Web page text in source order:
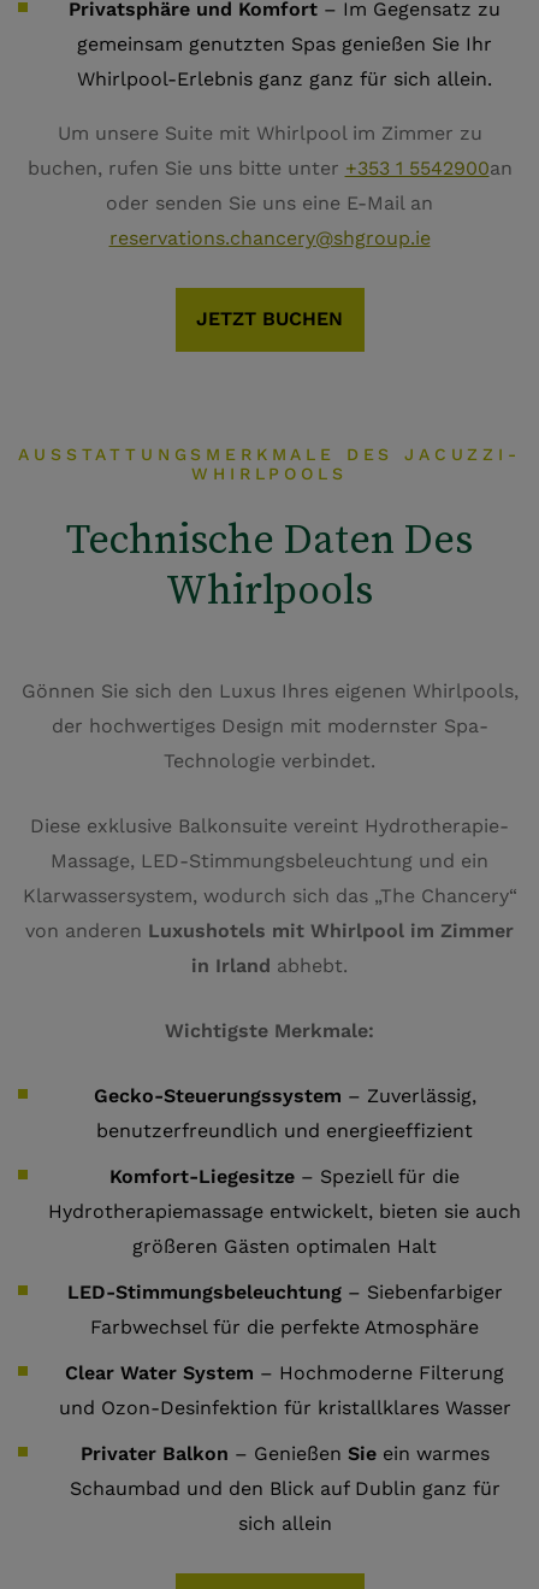
Privatsphäre und Komfort – Im Gegensatz zu
gemeinsam genutzten Spas genießen Sie Ihr
Whirlpool-Erlebnis ganz ganz für sich allein.
Um unsere Suite mit Whirlpool im Zimmer zu
buchen, rufen Sie uns bitte unter +353 1 5542900an
oder senden Sie uns eine E-Mail an
reservations.chancery@shgroup.ie
JETZT BUCHEN
AUSSTATTUNGSMERKMALE DES JACUZZI-
WHIRLPOOLS
Technische Daten Des
Whirlpools
Gönnen Sie sich den Luxus Ihres eigenen Whirlpools,
der hochwertiges Design mit modernster Spa-
Technologie verbindet.
Diese exklusive Balkonsuite vereint Hydrotherapie-
Massage, LED-Stimmungsbeleuchtung und ein
Klarwassersystem, wodurch sich das „The Chancery“
von anderen Luxushotels mit Whirlpool im Zimmer
in Irland abhebt.
Wichtigste Merkmale:
Gecko-Steuerungssystem – Zuverlässig,
benutzerfreundlich und energieeffizient
Komfort-Liegesitze – Speziell für die
Hydrotherapiemassage entwickelt, bieten sie auch
größeren Gästen optimalen Halt
LED-Stimmungsbeleuchtung– Siebenfarbiger
Farbwechsel für die perfekte Atmosphäre
Clear Water System – Hochmoderne Filterung
und Ozon-Desinfektion für kristallklares Wasser
Privater Balkon – Genießen Sieein warmes
Schaumbad und den Blick auf Dublin ganz für
sich allein